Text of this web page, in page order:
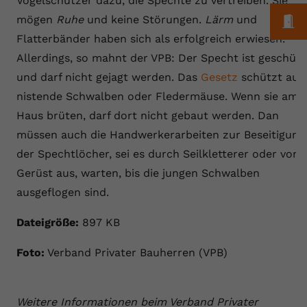
mögen Ruheund keine Störungen. Lärm und
Flatterbänder haben sich als erfolgreich erwiesen.
Allerdings, so mahnt der VPB: Der Specht ist
und darf nicht gejagt werden. Das Gesetz schützt
nistende Schwalben oder Fledermäuse. Wenn sie am
Haus brüten, darf dort nicht gebaut werden. Dan
müssen auch die Handwerkerarbeiten zur Beseitigung
der Spechtlöcher, sei es durch Seilkletterer oder vom
Gerüst aus, warten, bis die jungen Schwalben
ausgeflogen sind.
Dateigröße: 897 KB
Foto: Verband Privater Bauherren (VPB)
Weitere Informationen beim Verband Privater
Zweck
registriert eine eindeutige ID, um
Daten darüber zu speichern, welche
Videos von YouTube der Nutzer
gesehen hat.
Name yt-remote-connected-devices
Youtube.com
Laufzeit Session
YouTube setzt diesen Cookie, um die
speichern, der eingebettete YouTube-